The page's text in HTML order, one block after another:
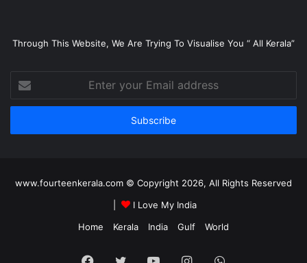
Through This Website, We Are Trying To Visualise You “ All Kerala”
your
Email
www.fourteenkerala.com © Copyright 2026, All Rights Reserved
I Love My India
Home
Kerala India Gulf World
Facebook
TwitterYouTubeInstagramWhatsApp